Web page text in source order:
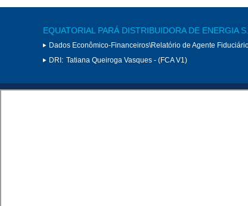
EQUATORIAL PARÁ DISTRIBUIDORA DE ENERGIA
Dados Econômico-Financeiros\Relatório de Agente
DRI: Tatiana Queiroga Vasques - (FCA V1)